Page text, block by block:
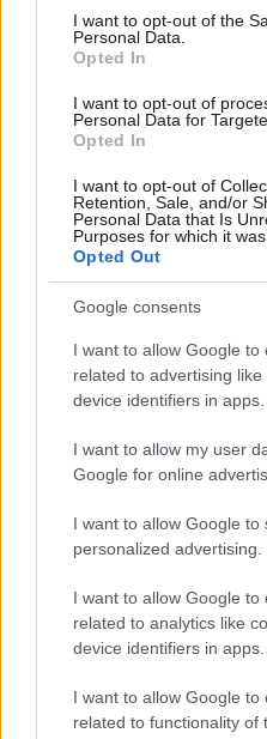
consent section.
I want to opt-out of the
Personal Data.
Opted In
I want to opt-out of
Personal Data for
Opted In
I want to opt-out of
Retention, Sale, and/or
Personal Data that Is
Purposes for which it was
Opted Out
Google consents
I want to allow Google to
related to advertising
device identifiers in apps.
I want to allow my user
Google for online
I want to allow Google to
personalized advertising.
I want to allow Google to
related to analytics like
device identifiers in apps.
I want to allow Google to
related to functionality of
Vacation társalapítója,
közös fejlesztése több
kollaborációnál,
Szerző: Csáka Eszter